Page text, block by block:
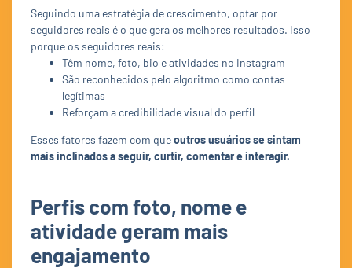
Seguindo uma estratégia de crescimento, optar por
seguidores reais é o que gera os melhores resultados. Isso
porque os seguidores reais:
Têm nome, foto, bio e atividades no Instagram
São reconhecidos pelo algoritmo como contas
legítimas
Reforçam a credibilidade visual do perfil
Esses fatores fazem com queoutros usuários se sintam
mais inclinados a seguir, curtir, comentar e interagir.
Perfis com foto, nome e
atividade geram mais
engajamento